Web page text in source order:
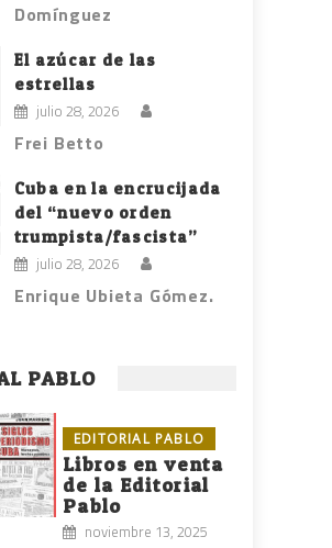
Domínguez
El azúcar de las
estrellas
julio 28, 2026
Frei Betto
Cuba en la encrucijada
del “nuevo orden
trumpista/fascista”
julio 28, 2026
Enrique Ubieta Gómez.
PABLO
EDITORIAL PABLO
Libros en venta
de la Editorial
Pablo
noviembre 13, 2025